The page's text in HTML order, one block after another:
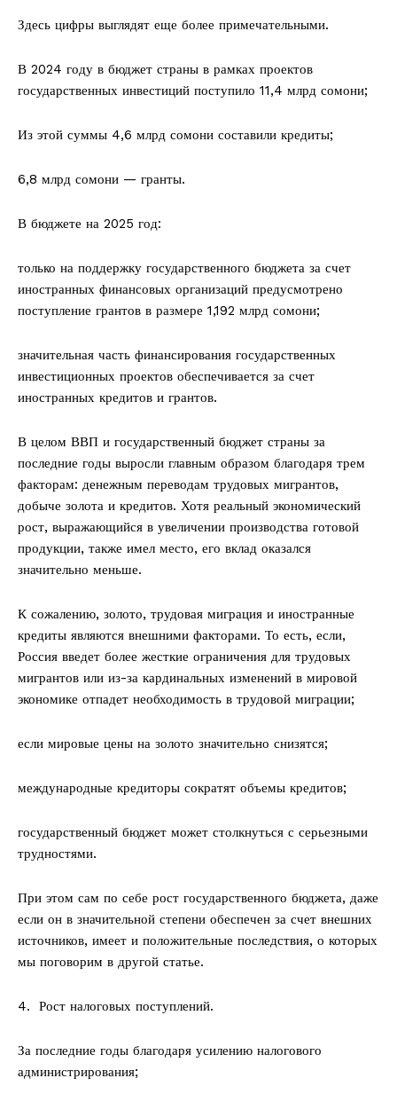
Здесь цифры выглядят еще более примечательными.
В 2024 году в бюджет страны в рамках проектов
государственных инвестиций поступило 11,4 млрд сомони;
Из этой суммы 4,6 млрд сомони составили кредиты;
6,8 млрд сомони — гранты.
В бюджете на 2025 год:
только на поддержку государственного бюджета за счет
иностранных финансовых организаций предусмотрено
поступление грантов в размере 1,192 млрд сомони;
значительная часть финансирования государственных
инвестиционных проектов обеспечивается за счет
иностранных кредитов и грантов.
В целом ВВП и государственный бюджет страны за
последние годы выросли главным образом благодаря трем
факторам: денежным переводам трудовых мигрантов,
добыче золота и кредитов. Хотя реальный экономический
рост, выражающийся в увеличении производства готовой
продукции, также имел место, его вклад оказался
значительно меньше.
К сожалению, золото, трудовая миграция и иностранные
кредиты являются внешними факторами. То есть, если,
Россия введет более жесткие ограничения для трудовых
мигрантов или из-за кардинальных изменений в мировой
экономике отпадет необходимость в трудовой миграции;
если мировые цены на золото значительно снизятся;
международные кредиторы сократят объемы кредитов;
государственный бюджет может столкнуться с серьезными
трудностями.
При этом сам по себе рост государственного бюджета, даже
если он в значительной степени обеспечен за счет внешних
источников, имеет и положительные последствия, о которых
мы поговорим в другой статье.
4.⁠ ⁠ Рост налоговых поступлений.
За последние годы благодаря усилению налогового
администрирования;